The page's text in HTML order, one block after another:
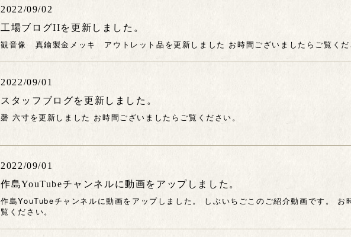
2022/09/02
工場ブログIIを更新しました。
観音像 真鍮製金メッキ アウトレット品を更新しました お時間ございましたらご覧くだ
2022/09/01
スタッフブログを更新しました。
磬 六寸を更新しました お時間ございましたらご覧ください。
2022/09/01
作島YouTubeチャンネルに動画をアップしました。
作島YouTubeチャンネルに動画をアップしました。 しぶいちごこのご紹介動画です。 お
覧ください。